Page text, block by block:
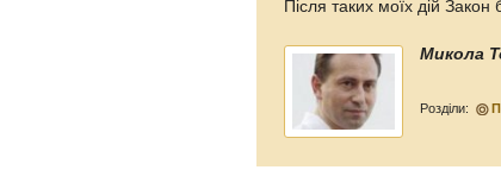
Після таких моїх дій
Микола
Розділи: